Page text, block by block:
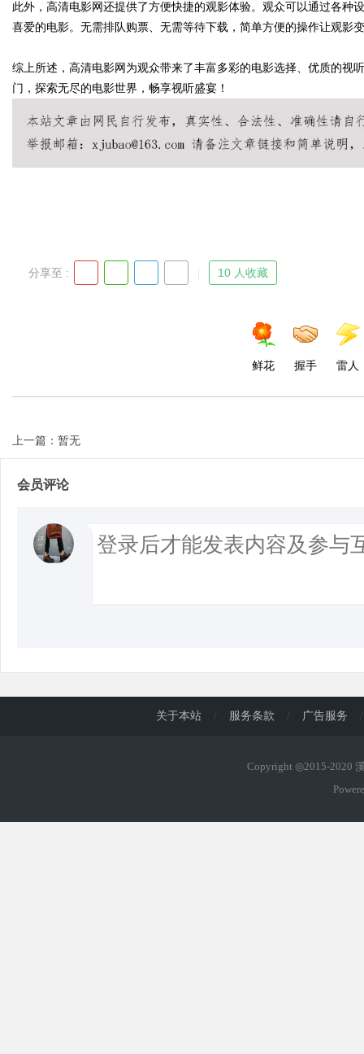
!
此外，高清电影网还提供了方便快捷的观影体验。观众可以通过各种
喜爱的电影。无需排队购票、无需等待下载，简单方便的操作让观影
综上所述，高清电影网为观众带来了丰富多彩的电影选择、优质的视
门，探索无尽的电影世界，畅享视听盛宴！
分享至 : 10 人收藏
鲜花 握手 雷人
上一篇：暂无
会员评论
关于本站 / 服务条款 / 广告服务 /
Copyright ◎2015-2020